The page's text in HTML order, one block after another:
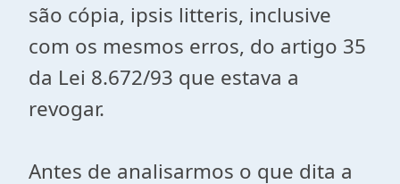
são cópia, ipsis litteris, inclusive
com os mesmos erros, do artigo 35
da Lei 8.672/93 que estava a
revogar.
Antes de analisarmos o que dita a